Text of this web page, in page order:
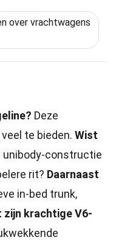
over vrachtwagens
Deze
te bieden. Wist
unibody-constructie
rit? Daarnaast
in-bed trunk,
zijn krachtige V6-